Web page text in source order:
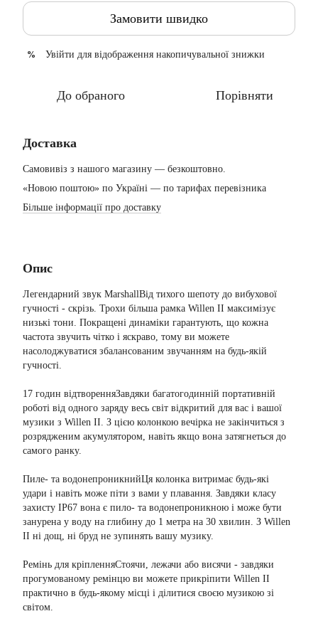
Замовити швидко
% Увійти для відображення накопичувальної знижки
До обраного Порівняти
Доставка
Самовивіз з нашого магазину — безкоштовно.
«Новою поштою» по Україні — по тарифах перевізника
Більше інформації про доставку
Опис
Легендарний звук MarshallВід тихого шепоту до вибухової
гучності - скрізь. Трохи більша рамка Willen II максимізує
низькі тони. Покращені динаміки гарантують, що кожна
частота звучить чітко і яскраво, тому ви можете
насолоджуватися збалансованим звучанням на будь-якій
гучності.
17 годин відтворенняЗавдяки багатогодинній портативній
роботі від одного заряду весь світ відкритий для вас і вашої
музики з Willen II. З цією колонкою вечірка не закінчиться з
розрядженим акумулятором, навіть якщо вона затягнеться до
самого ранку.
Пиле- та водонепроникнийЦя колонка витримає будь-які
удари і навіть може піти з вами у плавання. Завдяки класу
захисту IP67 вона є пило- та водонепроникною і може бути
занурена у воду на глибину до 1 метра на 30 хвилин. З Willen
II ні дощ, ні бруд не зупинять вашу музику.
Ремінь для кріпленняСтоячи, лежачи або висячи - завдяки
прогумованому ремінцю ви можете прикріпити Willen II
практично в будь-якому місці і ділитися своєю музикою зі
світом.